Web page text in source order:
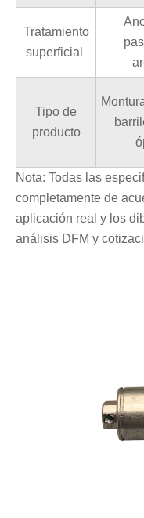
Tratamiento
superficial
Tipo de
producto
Nota: Todas las
completamente de
aplicación real y los
análisis DFM y